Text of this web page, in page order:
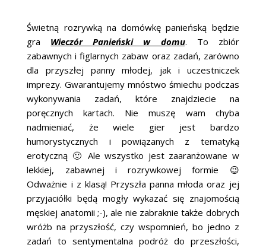
Świetną rozrywką na domówkę panieńską będzie
gra Wieczór Panieński w domu. To zbiór
zabawnych i figlarnych zabaw oraz zadań, zarówno
dla przyszłej panny młodej, jak i uczestniczek
imprezy. Gwarantujemy mnóstwo śmiechu podczas
wykonywania zadań, które znajdziecie na
poręcznych kartach. Nie muszę wam chyba
nadmieniać, że wiele gier jest bardzo
humorystycznych i powiązanych z tematyką
erotyczną 🙂 Ale wszystko jest zaaranżowane w
lekkiej, zabawnej i rozrywkowej formie 😉
Odważnie i z klasą! Przyszła panna młoda oraz jej
przyjaciółki będą mogły wykazać się znajomością
męskiej anatomii ;-), ale nie zabraknie także dobrych
wróżb na przyszłość, czy wspomnień, bo jedno z
zadań to sentymentalna podróż do przeszłości,